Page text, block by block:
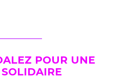
POUR UNE